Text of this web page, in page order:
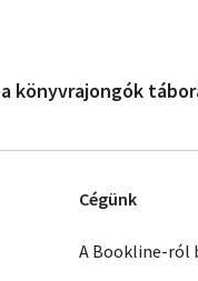
könyvrajongók
Cégünk
A Bookline-ról